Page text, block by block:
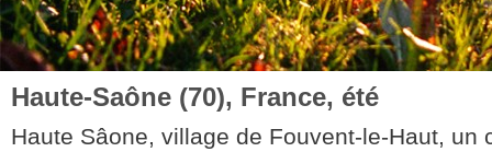
Haute-Saône (70), France, été
Haute Sâone, village de Fouvent-le-Haut, un